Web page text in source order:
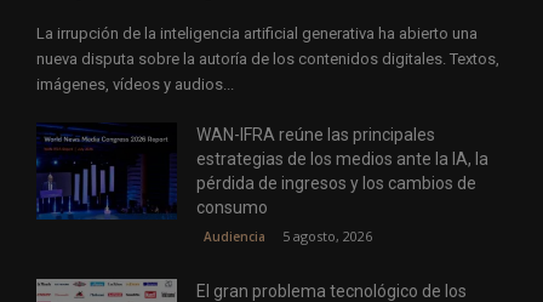
La irrupción de la inteligencia artificial generativa ha abierto una
nueva disputa sobre la autoría de los contenidos digitales. Textos,
imágenes, vídeos y audios...
WAN-IFRA reúne las principales
estrategias de los medios ante la IA, la
pérdida de ingresos y los cambios de
consumo
Audiencia 5 agosto, 2026
El gran problema tecnológico de los